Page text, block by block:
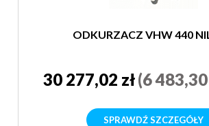
ODKURZACZ VHW 440
30 277,02 zł(6
SPRAWDŹ SZCZEGÓŁY